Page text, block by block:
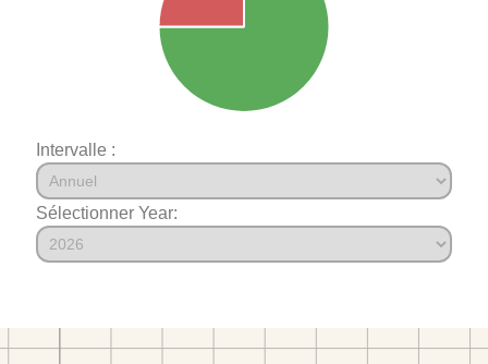
Intervalle :
Sélectionner Year: